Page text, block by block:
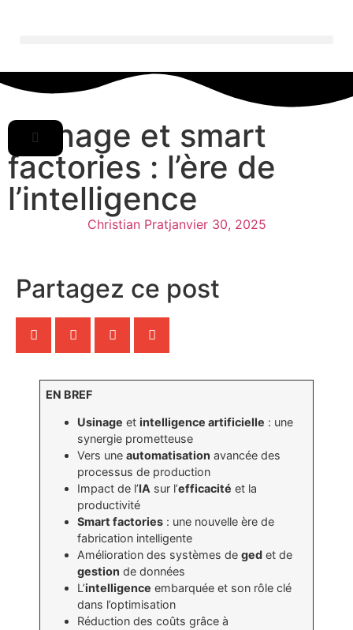
Usinage et smart
factories : l’ère de
l’intelligence
Christian Pratjanvier 30, 2025
Partagez ce post
EN BREF
Usinage etintelligence artificielle : une
synergie prometteuse
Vers uneautomatisation avancée des
processus de production
Impact de l’IA sur l’efficacité et la
productivité
Smart factories : une nouvelle ère de
fabrication intelligente
Amélioration des systèmes deged et de
gestion de données
L’intelligence embarquée et son rôle clé
dans l’optimisation
Réduction des coûts grâce à